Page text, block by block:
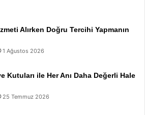
Alırken Doğru Tercihi Yapmanın
1 Ağustos 2026
Kutuları ile Her Anı Daha Değerli Hale
25 Temmuz 2026